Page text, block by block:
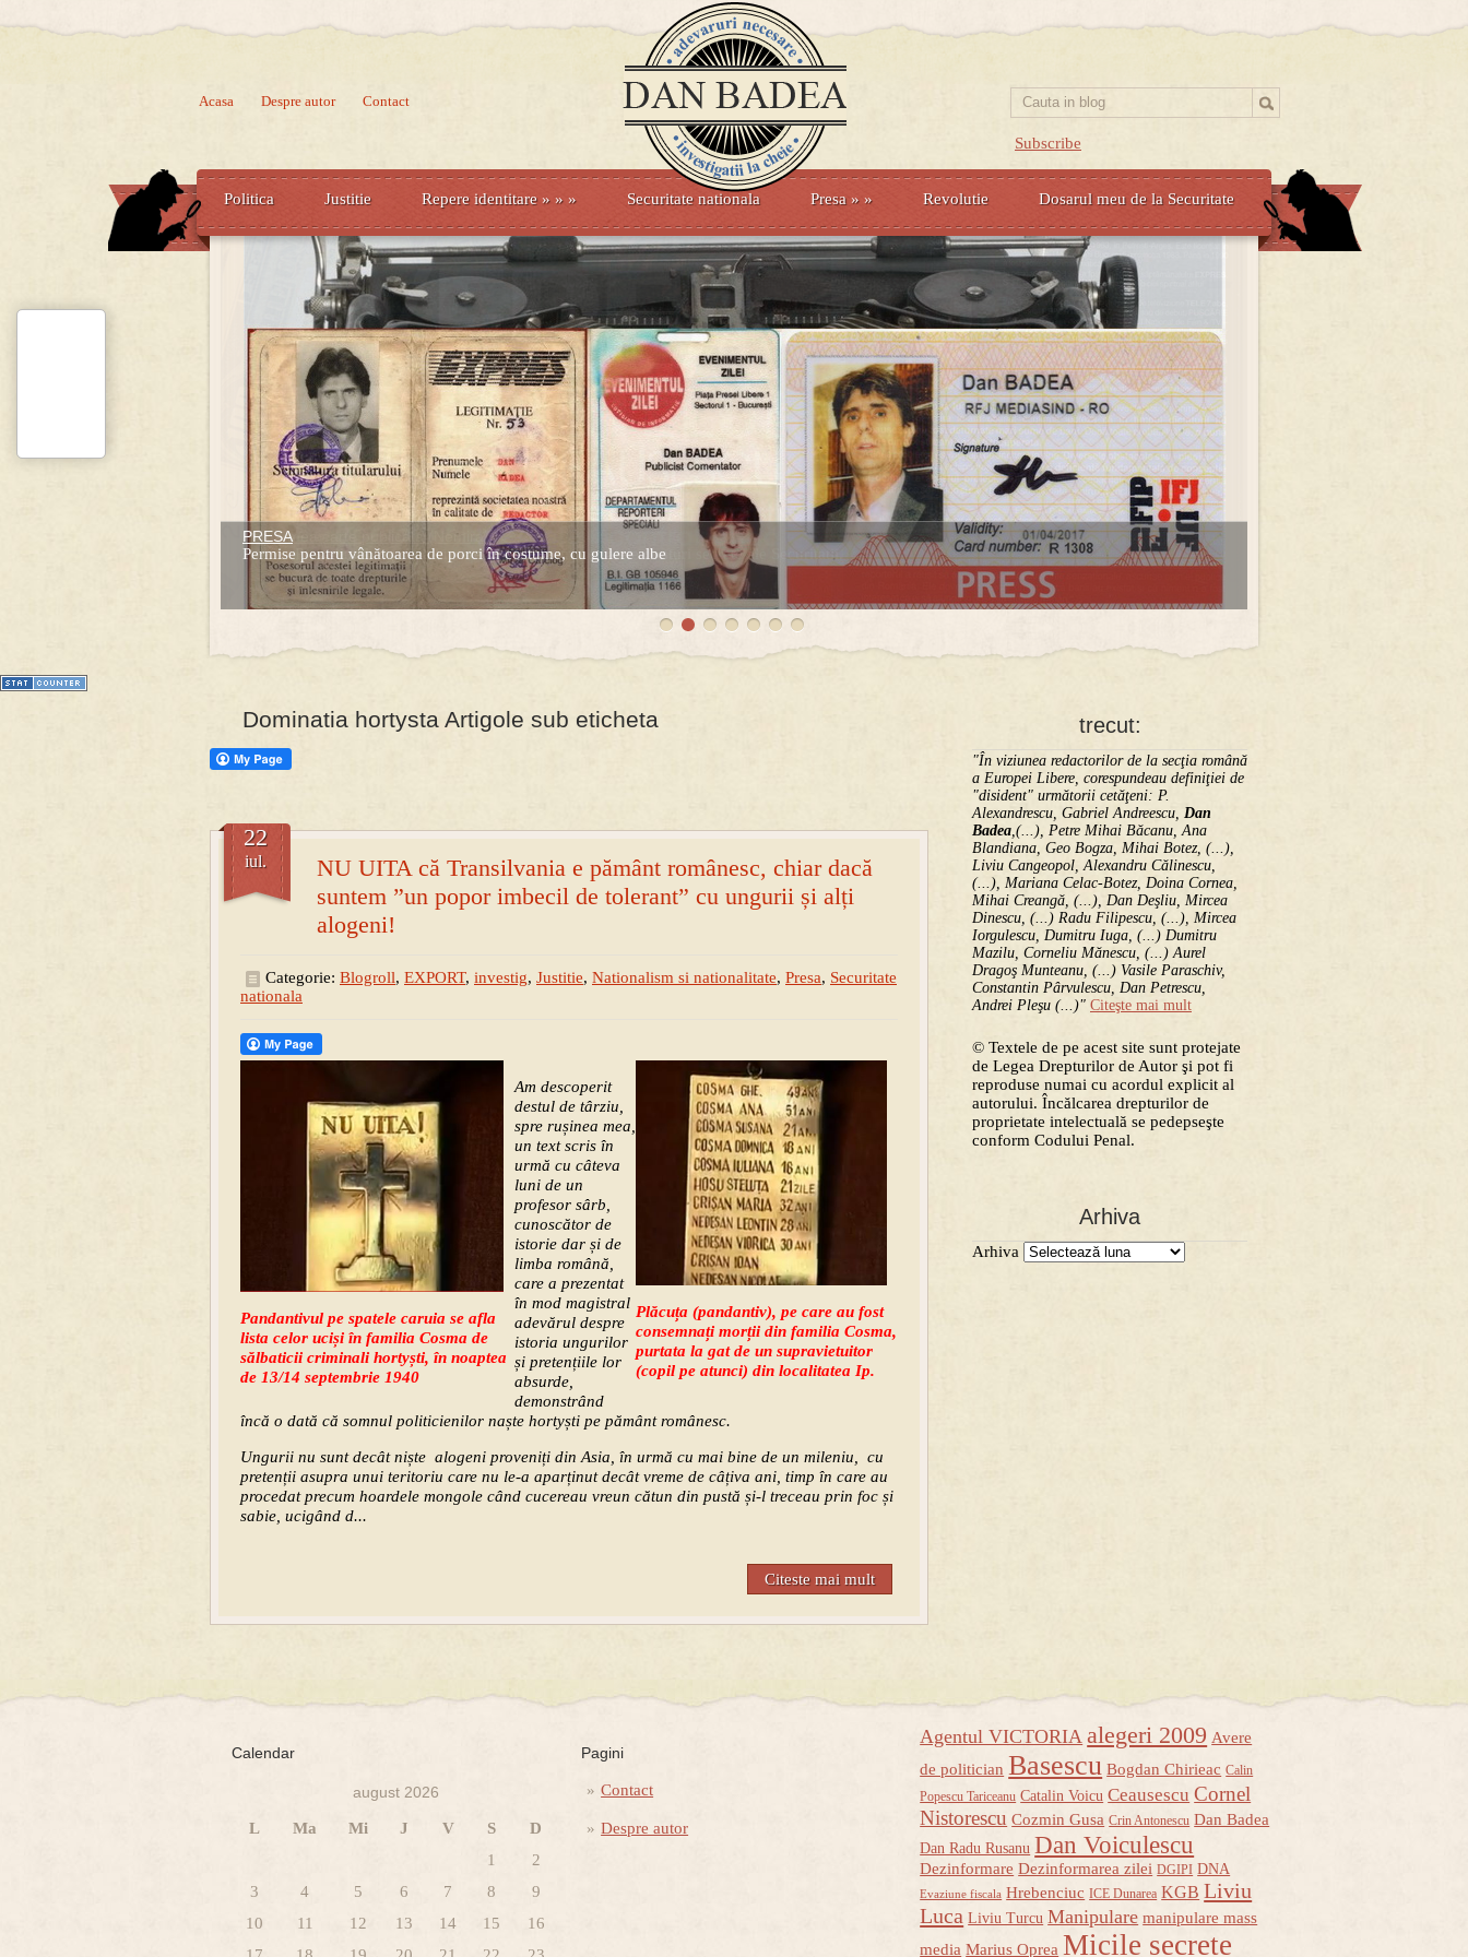
Subscribe
Acasa Despre autor Contact
Politica Justitie Repere identitare » » » Securitate nationala Presa » » Revolutie Dosarul meu de la Securitate
PRESA
Permise pentru vânătoarea de porci în costume, cu gulere albe
Prima mea carte publicata (Nemira)
Averea Presedintelui: prima lucrare despre controversatele conturi secrete ale Securitatii.
trecut:
"În viziunea redactorilor de la secţia română
a Europei Libere, corespundeau definiţiei de
"disident" următorii ce­tă­ţeni: P.
Alexandrescu, Gabriel Andreescu, Dan
Badea,(...), Petre Mihai Băcanu, Ana
Blandiana, Geo Bogza, Mihai Botez, (...),
Liviu Cangeopol, Alexandru Călinescu,
(...), Mariana Celac-Botez, Doina Cornea,
Mihai Creangă, (...), Dan Deşliu, Mircea
Dinescu, (...) Radu Filipescu, (...), Mircea
Iorgulescu, Dumitru Iuga, (...) Dumitru
Mazilu, Corneliu Mănescu, (...) Aurel
Dragoş Munteanu, (...) Vasile Paraschiv,
Constantin Pârvulescu, Dan Petrescu,
Andrei Pleşu (...)" Citeşte mai mult
© Textele de pe acest site sunt protejate
de Legea Drepturilor de Autor şi pot fi
reproduse numai cu acordul explicit al
autorului. Încălcarea drepturilor de
proprietate intelectuală se pedepseşte
conform Codului Penal.
Arhiva
Arhiva
Dominatia hortysta Artigole sub eticheta
NU UITA că Transilvania e pământ românesc, chiar dacă
suntem ”un popor imbecil de tolerant” cu ungurii și alți
alogeni!
22
iul.
Categorie: Blogroll, EXPORT, investig, Justitie, Nationalism si nationalitate, Presa, Securitate
nationala
Pandantivul pe spatele caruia se afla
lista celor uciși în familia Cosma de
sălbaticii criminali hortyști, în noaptea
de 13/14 septembrie 1940
Plăcuța (pandantiv), pe care au fost
consemnați morții din familia Cosma,
purtata la gat de un supravietuitor
(copil pe atunci) din localitatea Ip.
Am descoperit
destul de târziu,
spre rușinea mea,
un text scris în
urmă cu câteva
luni de un
profesor sârb,
cunoscător de
istorie dar și de
limba română,
care a prezentat
în mod magistral
adevărul despre
istoria ungurilor
și pretențiile lor
absurde,
demonstrând
încă o dată că somnul politicienilor naște hortyști pe pământ românesc.
Ungurii nu sunt decât niște alogeni proveniți din Asia, în urmă cu mai bine de un mileniu, cu
pretenții asupra unui teritoriu care nu le-a aparținut decât vreme de câțiva ani, timp în care au
procedat precum hoardele mongole când cucereau vreun cătun din pustă și-l treceau prin foc și
sabie, ucigând d...
Citeste mai mult
Calendar
august 2026
L Ma Mi J V S
D
1
2
3
4 5 6 7 8
9
10
11 12 13 14 15
16
Pagini
Contact
Despre autor
Agentul VICTORIA alegeri 2009 Avere
de politician Basescu Bogdan Chirieac Calin
Popescu Tariceanu Catalin Voicu Ceausescu Cornel
Nistorescu Cozmin Gusa Crin Antonescu Dan Badea
Dan Radu Rusanu Dan Voiculescu
Dezinformare Dezinformarea zilei DGIPI DNA
Evaziune fiscala Hrebenciuc ICE Dunarea KGB Liviu
Luca Liviu Turcu Manipulare manipulare mass
media Marius Oprea Micile secrete